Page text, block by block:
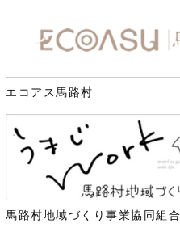
エコアス馬路村
馬路村地域づくり事業協同組合